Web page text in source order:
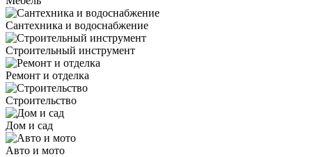
Сантехника и водоснабжение
Строительный инструмент
Ремонт и отделка
Строительство
Дом и сад
Авто и мото